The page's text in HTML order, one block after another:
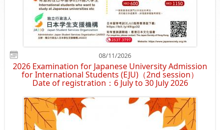
08/11/2026
2026 Examination for Japanese University Admission
for International Students (EJU)（2nd session）
Date of registration：6 July to 30 July 2026